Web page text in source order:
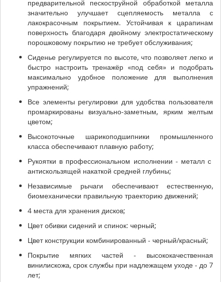
предварительной пескоструйной обработкой металла
значительно улучшает сцепляемость металла с
лакокрасочным покрытием. Устойчивая к царапинам
поверхность благодаря двойному электростатическому
порошковому покрытию не требует обслуживания;
Сиденье регулируется по высоте, что позволяет легко и
быстро настроить тренажёр «под себя» и подобрать
максимально удобное положение для выполнения
упражнений;
Все элементы регулировки для удобства пользователя
промаркированы визуально-заметным, ярким желтым
цветом;
Высокоточные шарикоподшипники промышленного
класса обеспечивают плавную работу;
Рукоятки в профессиональном исполнении - металл с
антискользящей накаткой средней глубины;
Независимые рычаги обеспечивают естественную,
биомеханически правильную траекторию движений;
4 места для хранения дисков;
Цвет обивки сидений и спинок: черный;
Цвет конструкции комбинированный - черный/красный;
Покрытие мягких частей - высококачественная
винилискожа, срок службы при надлежащем уходе - до 7
лет;